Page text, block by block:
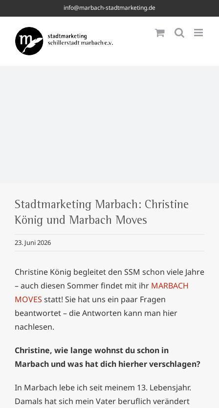
to
content
info@marbach-stadtmarketing.de
Stadtmarketing Marbach: Christine
König und Marbach Moves
23. Juni 2026
Christine König begleitet den SSM schon viele Jahre
– auch diesen Sommer findet mit ihr MARBACH
MOVES statt! Sie hat uns ein paar Fragen
beantwortet – die Antworten kann man hier
nachlesen.
Christine, wie lange wohnst du schon in
Marbach und was hat dich hierher verschlagen?
In Marbach lebe ich seit meinem 13. Lebensjahr.
Damals hat sich mein Vater beruflich verändert